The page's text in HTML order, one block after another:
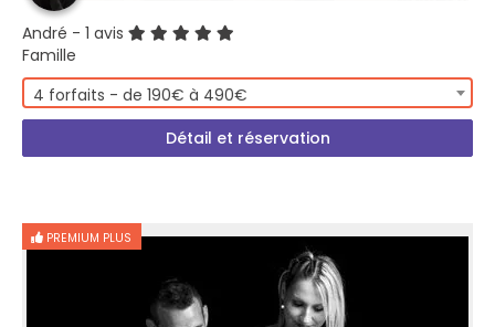
André - 1 avis
Famille
4 forfaits - de 190€ à 490€
Détail et réservation
PREMIUM PLUS